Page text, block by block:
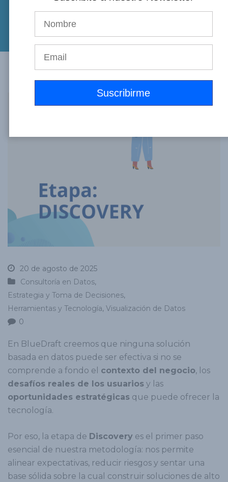
el camino correcto
20 de agosto de 2025
Consultoría en Datos,
Estrategia y Toma de Decisiones,
Herramientas y Tecnología, Visualización de Datos
0
En BlueDraft creemos que ninguna solución
basada en datos puede ser efectiva si no se
comprende a fondo el contexto del negocio, los
desafíos reales de los usuarios y las
oportunidades estratégicas que puede ofrecer la
tecnología.
Por eso, la etapa de Discovery es el primer paso
esencial de nuestra metodología: nos permite
alinear expectativas, reducir riesgos y sentar una
base sólida sobre la cual construir soluciones de alto